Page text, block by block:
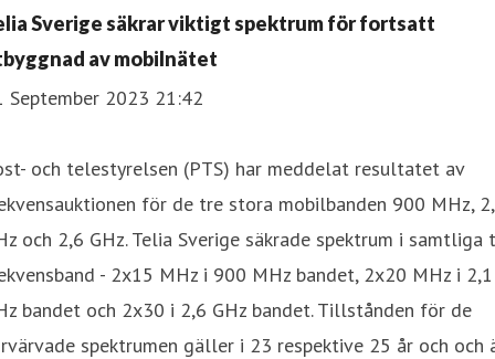
Sverige säkrar viktigt spektrum för fortsatt
av mobilnätet
September 2023 21:42
och telestyrelsen (PTS) har meddelat resultatet av
för de tre stora mobilbanden 900 MHz,
och 2,6 GHz. Telia Sverige säkrade spektrum i samtliga
- 2x15 MHz i 900 MHz bandet, 2x20 MHz i 2,1
bandet och 2x30 i 2,6 GHz bandet. Tillstånden för de
spektrumen gäller i 23 respektive 25 år och och